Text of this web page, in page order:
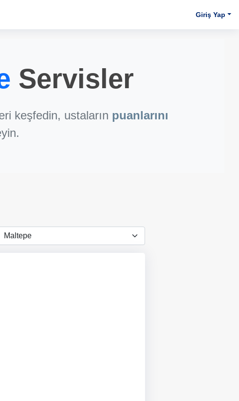
Giriş Yap
Servisler
keşfedin, ustaların puanlarını